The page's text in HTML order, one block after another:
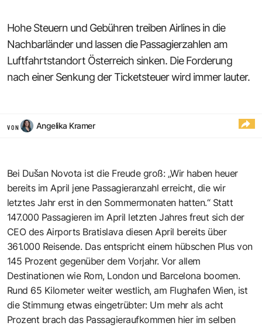
Hohe Steuern und Gebühren treiben Airlines in die
Nachbarländer und lassen die Passagierzahlen am
Luftfahrtstandort Österreich sinken. Die Forderung
nach ­einer Senkung der Ticketsteuer wird immer lauter.
VON Angelika Kramer
Bei Dušan Novota ist die Freude groß: „Wir haben heuer
bereits im April jene Passagieranzahl erreicht, die wir
letztes Jahr erst in den Sommermonaten hatten.“ Statt
147.000 Passagieren im April letzten Jahres freut sich der
CEO des Airports Bratislava diesen April bereits über
361.000 Reisende. Das entspricht einem hübschen Plus von
145 Prozent gegenüber dem Vorjahr. Vor allem
Destinationen wie Rom, London und Barcelona boomen.
Rund 65 Kilometer weiter westlich, am Flughafen Wien, ist
die Stimmung etwas eingetrübter: Um mehr als acht
Prozent brach das Passagieraufkommen hier im selben